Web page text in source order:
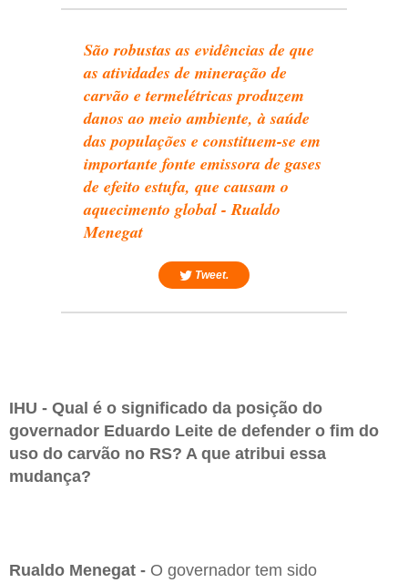
São robustas as evidências de que
as atividades de mineração de
carvão e termelétricas produzem
danos ao meio ambiente, à saúde
das populações e constituem-se em
importante fonte emissora de gases
de efeito estufa, que causam o
aquecimento global - Rualdo
Menegat
Tweet.
IHU - Qual é o significado da posição do
governador Eduardo Leite de defender o fim do
uso do carvão no RS? A que atribui essa
mudança?
Rualdo Menegat - O governador tem sido